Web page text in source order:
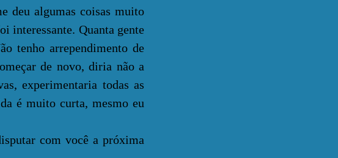
algumas coisas muito
interessante. Quanta gente
tenho arrependimento de
de novo, diria não a
experimentaria todas as
muito curta, mesmo eu
com você a próxima